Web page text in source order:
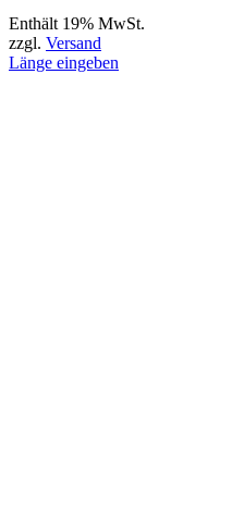
Enthält 19% MwSt.
zzgl. Versand
Länge eingeben